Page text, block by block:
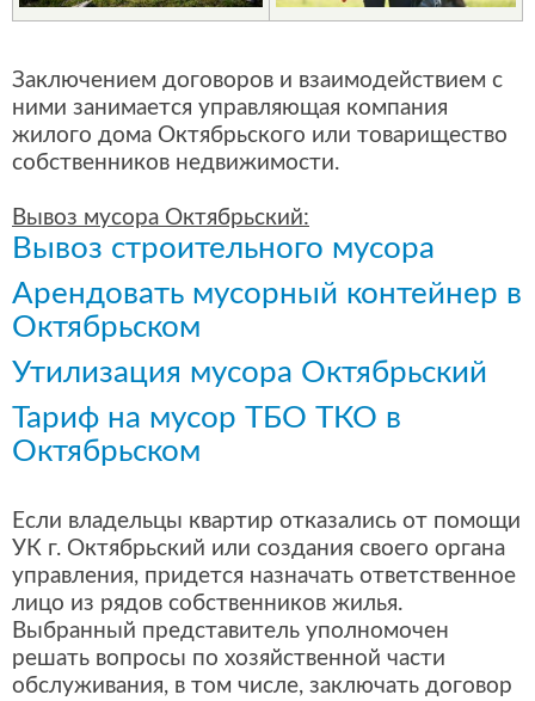
Заключением договоров и взаимодействием с
ними занимается управляющая компания
жилого дома Октябрьского или товарищество
собственников недвижимости.
Вывоз мусора Октябрьский:
Вывоз строительного мусора
Арендовать мусорный контейнер в
Октябрьском
Утилизация мусора Октябрьский
Тариф на мусор ТБО ТКО в
Октябрьском
Если владельцы квартир отказались от помощи
УК г. Октябрьский или создания своего органа
управления, придется назначать ответственное
лицо из рядов собственников жилья.
Выбранный представитель уполномочен
решать вопросы по хозяйственной части
обслуживания, в том числе, заключать договор